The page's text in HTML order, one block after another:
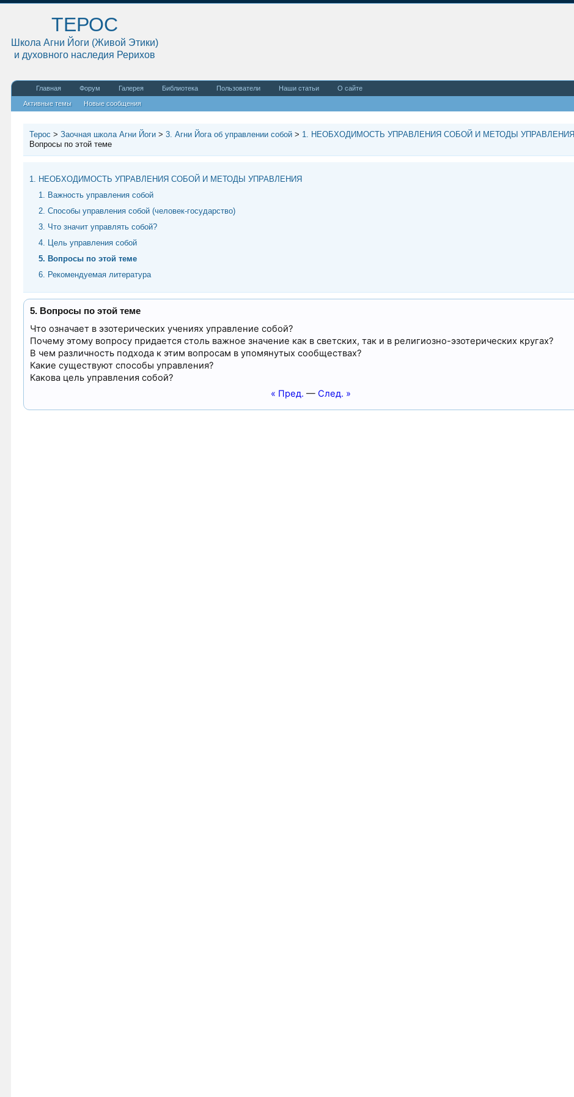
ТЕРОС
Школа Агни Йоги (Живой Этики)
и духовного наследия Рерихов
Главная Форум Галерея Библиотека Пользователи Наши статьи О сайте
Активные темы Новые сообщения
Терос >Заочная школа Агни Йоги >3. Агни Йога об управлении собой > 1. НЕОБХОДИМОСТЬ УПРАВЛЕНИЯ СОБОЙ И МЕТОДЫ УПРАВЛЕНИЯ
Вопросы по этой теме
1. НЕОБХОДИМОСТЬ УПРАВЛЕНИЯ СОБОЙ И МЕТОДЫ УПРАВЛЕНИЯ
1. Важность управления собой
2. Способы управления собой (человек-государство)
3. Что значит управлять собой?
4. Цель управления собой
5. Вопросы по этой теме
6. Рекомендуемая литература
5. Вопросы по этой теме
Что означает в эзотерических учениях управление собой?
Почему этому вопросу придается столь важное значение как в светских, так и в религиозно-эзотерических кругах?
В чем различность подхода к этим вопросам в упомянутых сообществах?
Какие существуют способы управления?
Какова цель управления собой?
« Пред. —След. »